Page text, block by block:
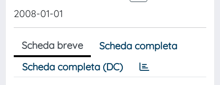
2008-01-01
Scheda breve
Scheda completa
Scheda completa (DC)